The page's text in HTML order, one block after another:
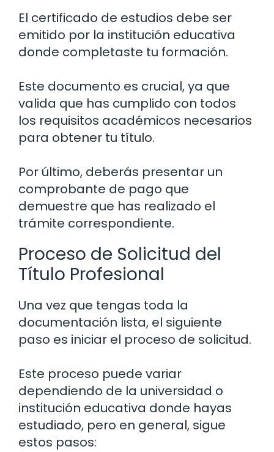
El certificado de estudios debe ser
emitido por la institución educativa
donde completaste tu formación.
Este documento es crucial, ya que
valida que has cumplido con todos
los requisitos académicos necesarios
para obtener tu título.
Por último, deberás presentar un
comprobante de pago que
demuestre que has realizado el
trámite correspondiente.
Proceso de Solicitud del
Título Profesional
Una vez que tengas toda la
documentación lista, el siguiente
paso es iniciar el proceso de solicitud.
Este proceso puede variar
dependiendo de la universidad o
institución educativa donde hayas
estudiado, pero en general, sigue
estos pasos: